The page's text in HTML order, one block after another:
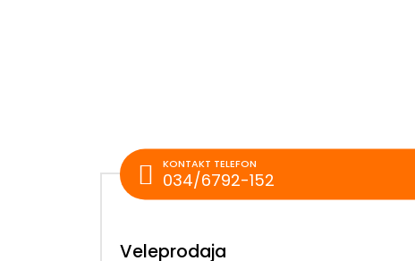
KONTAKT TELEFON
034/6792-152
Veleprodaja